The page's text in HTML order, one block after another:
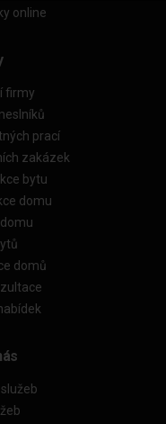
online
firmy
prací
zakázek
bytu
domu
domů